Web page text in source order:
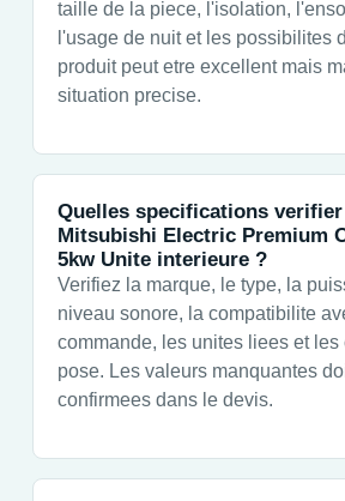
taille de la piece, l'isolation,
l'usage de nuit et les possibilites
produit peut etre excellent mais
situation precise.
Quelles specifications
Mitsubishi Electric Premium
5kw Unite interieure ?
Verifiez la marque, le type, la
niveau sonore, la compatibilite
commande, les unites liees et
pose. Les valeurs manquantes
confirmees dans le devis.